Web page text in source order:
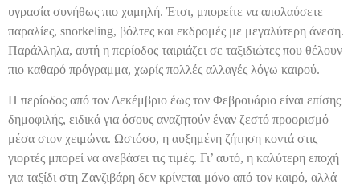
υγρασία συνήθως πιο χαμηλή. Έτσι, μπορείτε να απολαύσετε
παραλίες, snorkeling, βόλτες και εκδρομές με μεγαλύτερη άνεση.
Παράλληλα, αυτή η περίοδος ταιριάζει σε ταξιδιώτες που θέλουν
πιο καθαρό πρόγραμμα, χωρίς πολλές αλλαγές λόγω καιρού.
Η περίοδος από τον Δεκέμβριο έως τον Φεβρουάριο είναι επίσης
δημοφιλής, ειδικά για όσους αναζητούν έναν ζεστό προορισμό
μέσα στον χειμώνα. Ωστόσο, η αυξημένη ζήτηση κοντά στις
γιορτές μπορεί να ανεβάσει τις τιμές. Γι’ αυτό, η καλύτερη εποχή
για ταξίδι στη Ζανζιβάρη δεν κρίνεται μόνο από τον καιρό, αλλά